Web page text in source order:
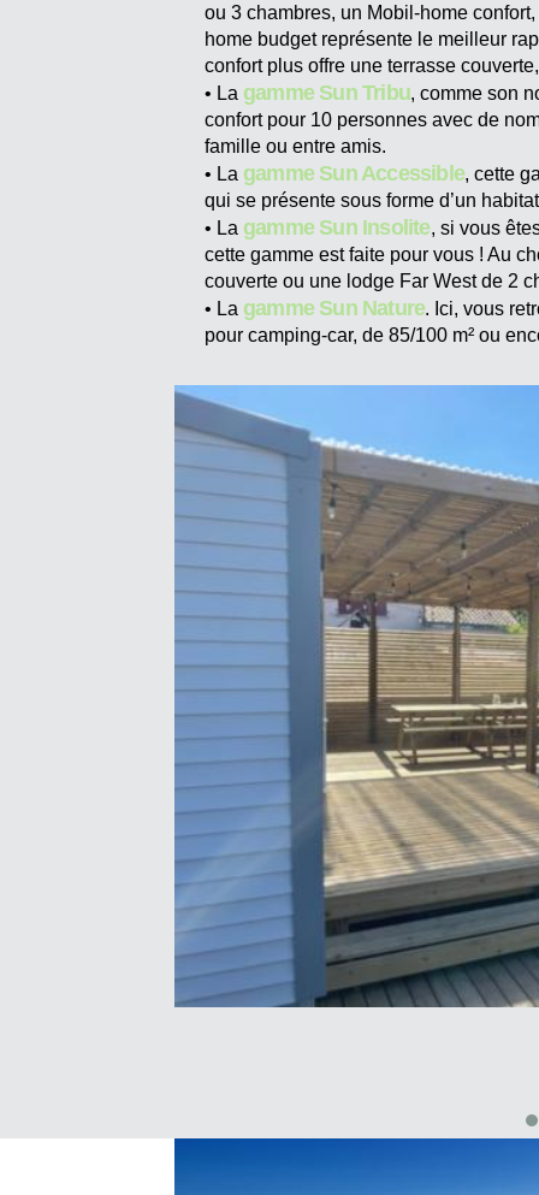
ou 3 chambres, un Mobil-home
home budget représente le meilleur
confort plus offre une terrasse
• La gamme Sun Tribu, comme son
confort pour 10 personnes avec de
famille ou entre amis.
• La gamme Sun Accessible, cette
qui se présente sous forme d’un
• La gamme Sun Insolite, si vous
cette gamme est faite pour vous ! Au
couverte ou une lodge Far West de 2
• La gamme Sun Nature. Ici, vous
pour camping-car, de 85/100 m² ou